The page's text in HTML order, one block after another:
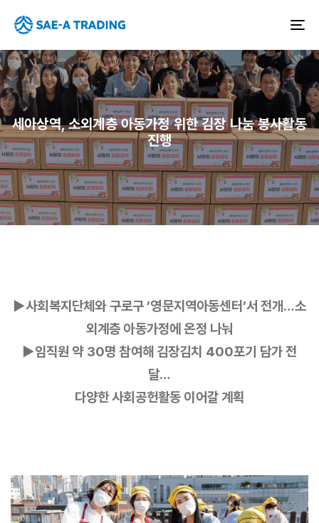
세아상역, 소외계층 아동가정 위한 김장 나눔 봉사활동
진행
▶사회복지단체와 구로구 ’영문지역아동센터’서 전개…소
외계층 아동가정에 온정 나눠
▶임직원 약 30명 참여해 김장김치 400포기 담가 전
달…
다양한 사회공헌활동 이어갈 계획